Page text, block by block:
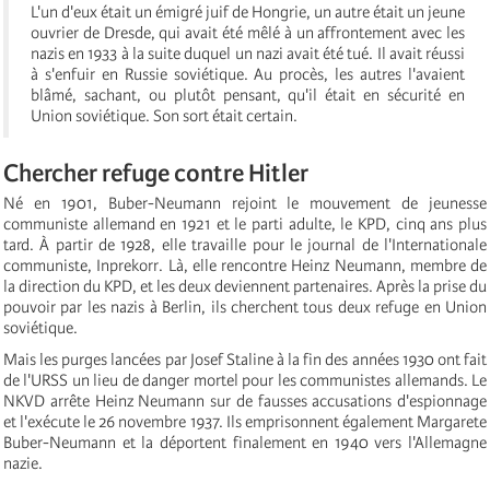
L'un d'eux était un émigré juif de Hongrie, un autre était un jeune
ouvrier de Dresde, qui avait été mêlé à un affrontement avec les
nazis en 1933 à la suite duquel un nazi avait été tué. Il avait réussi
à s'enfuir en Russie soviétique. Au procès, les autres l'avaient
blâmé, sachant, ou plutôt pensant, qu'il était en sécurité en
Union soviétique. Son sort était certain.
Chercher refuge contre Hitler
Né en 1901, Buber-Neumann rejoint le mouvement de jeunesse
communiste allemand en 1921 et le parti adulte, le KPD, cinq ans plus
tard. À partir de 1928, elle travaille pour le journal de l'Internationale
communiste, Inprekorr. Là, elle rencontre Heinz Neumann, membre de
la direction du KPD, et les deux deviennent partenaires. Après la prise du
pouvoir par les nazis à Berlin, ils cherchent tous deux refuge en Union
soviétique.
Mais les purges lancées par Josef Staline à la fin des années 1930 ont fait
de l'URSS un lieu de danger mortel pour les communistes allemands. Le
NKVD arrête Heinz Neumann sur de fausses accusations d'espionnage
et l'exécute le 26 novembre 1937. Ils emprisonnent également Margarete
Buber-Neumann et la déportent finalement en 1940 vers l'Allemagne
nazie.